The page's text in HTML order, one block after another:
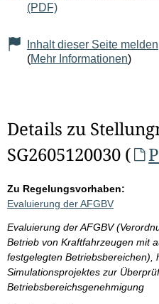
(PDF)
Inhalt dieser Seite melden
(Mehr Informationen)
Details zu
SG2605120030 (
Zu Regelungsvorhaben:
Evaluierung der AFGBV
Evaluierung der AFGBV
Betrieb von Kraftfahrzeugen mit
festgelegten Betriebsbereichen),
Simulationsprojektes zur
Betriebsbereichsgenehmigung